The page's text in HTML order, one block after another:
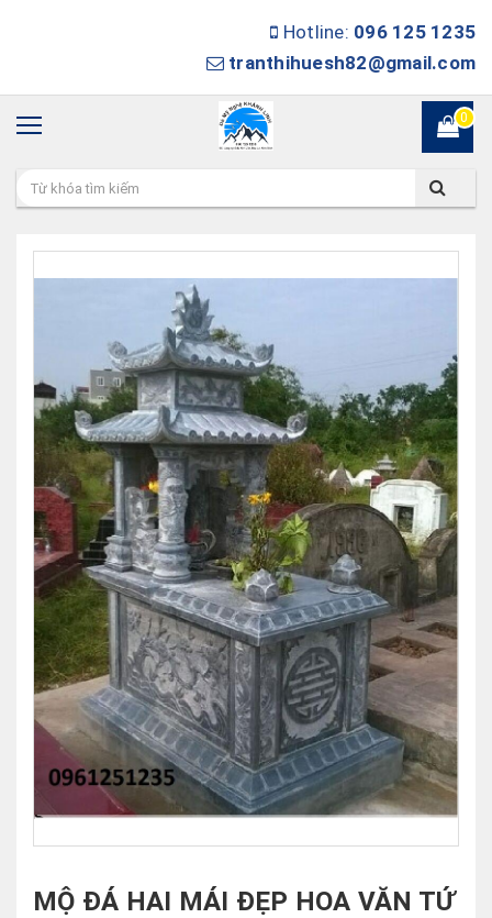
Hotline: 096 125 1235
tranthihuesh82@gmail.com
0
MỘ ĐÁ HAI MÁI ĐẸP HOA VĂN TỨ